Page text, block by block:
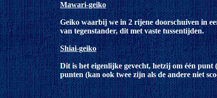
Mawari-geiko
Geiko waarbij we in 2 rijene doorschuiven in
van tegenstander, dit met vaste tussentijden.
Shiai-geiko
Dit is het eigenlijke gevecht, hetzij om één
punten (kan ook twee zijn als de andere niet